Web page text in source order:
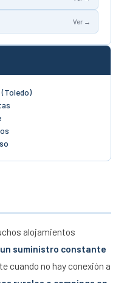
alojamientos
suministro constante
cuando no hay conexión a
Ver →
(Toledo)